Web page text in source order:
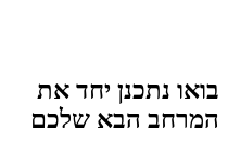
בואו נתכנן יחד את
המרחב הבא שלכם